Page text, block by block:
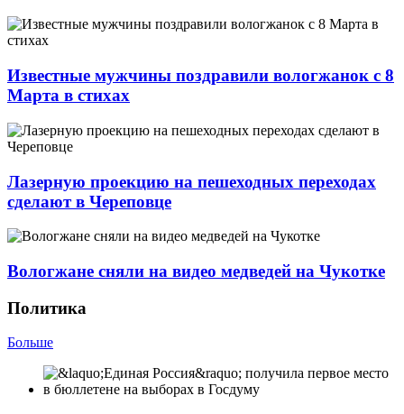
Известные мужчины поздравили вологжанок с 8
Марта в стихах
Лазерную проекцию на пешеходных переходах
сделают в Череповце
Вологжане сняли на видео медведей на Чукотке
Политика
Больше